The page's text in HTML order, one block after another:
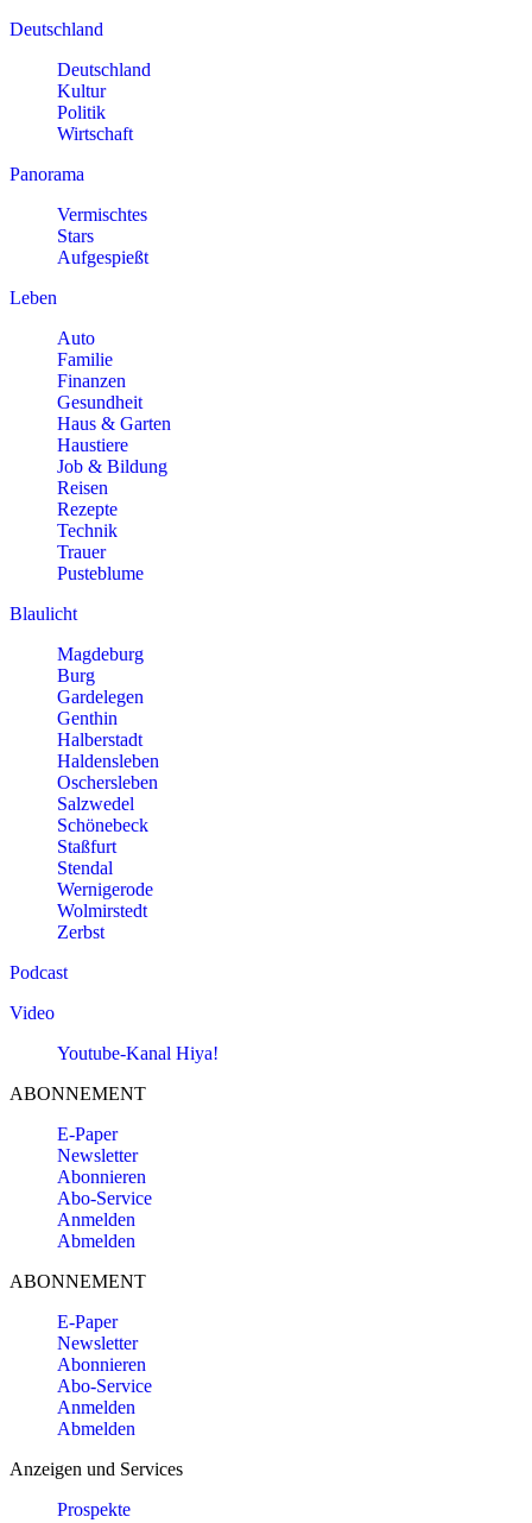
Deutschland
Deutschland
Kultur
Politik
Wirtschaft
Panorama
Vermischtes
Stars
Aufgespießt
Leben
Auto
Familie
Finanzen
Gesundheit
Haus & Garten
Haustiere
Job & Bildung
Reisen
Rezepte
Technik
Trauer
Pusteblume
Blaulicht
Magdeburg
Burg
Gardelegen
Genthin
Halberstadt
Haldensleben
Oschersleben
Salzwedel
Schönebeck
Staßfurt
Stendal
Wernigerode
Wolmirstedt
Zerbst
Podcast
Video
Youtube-Kanal Hiya!
ABONNEMENT
E-Paper
Newsletter
Abonnieren
Abo-Service
Anmelden
Abmelden
ABONNEMENT
E-Paper
Newsletter
Abonnieren
Abo-Service
Anmelden
Abmelden
Anzeigen und Services
Prospekte